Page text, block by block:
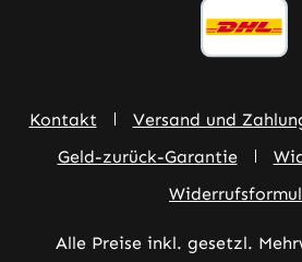
Kontakt
Versand und
Geld-zurück-Garantie
Alle Preise inkl. gesetzl.